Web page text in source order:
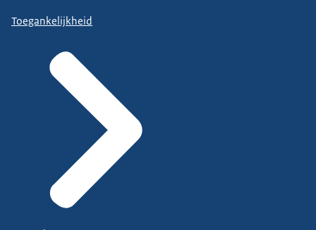
Toegankelijkheid